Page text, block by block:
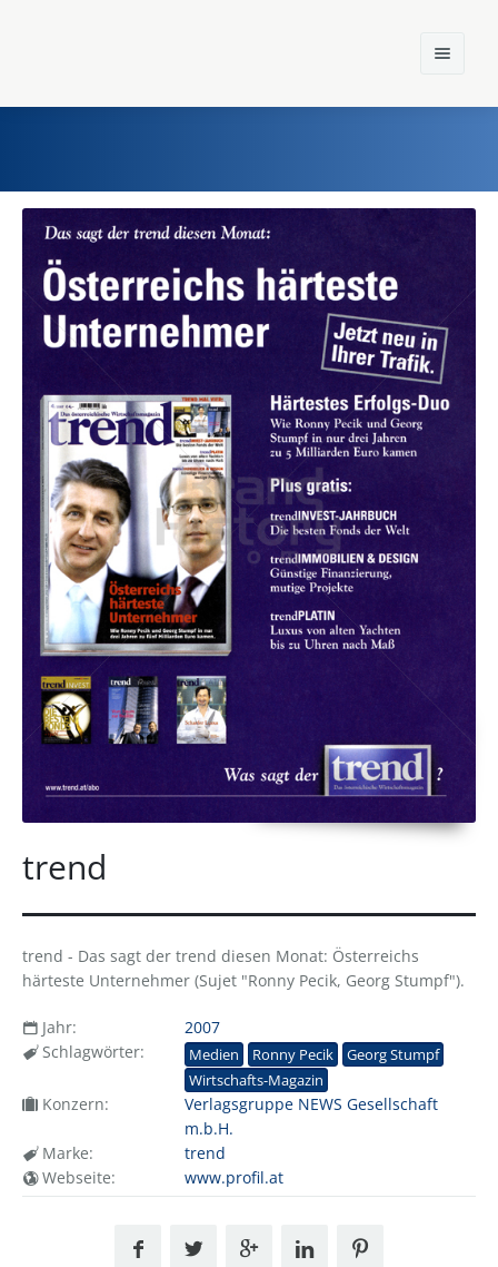
Home
Einst und Heute
Marken
Konzerne
Epoche
trend
trend - Das sagt der trend diesen Monat: Österreichs
härteste Unternehmer (Sujet "Ronny Pecik, Georg Stumpf").
Jahr:
2007
Schlagwörter:
Medien Ronny Pecik
Georg Stumpf
Wirtschafts-Magazin
Konzern:
Verlagsgruppe NEWS Gesellschaft
m.b.H.
Marke:
trend
Webseite:
www.profil.at